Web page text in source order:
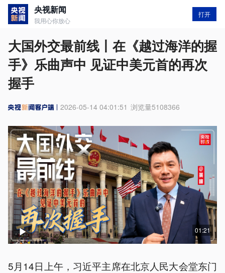
央视新闻
我用心你放心
打开
大国外交最前线丨在《越过海洋的握
手》乐曲声中 见证中美元首的再次
握手
2026-05-14 04:01:51 浏览量5108366
01:21
5月14日上午，习近平主席在北京人民大会堂东门